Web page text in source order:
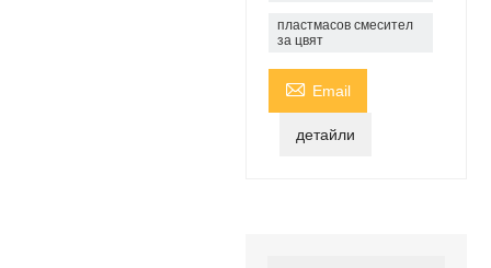
пластмасов смесител
за цвят
 Email
детайли